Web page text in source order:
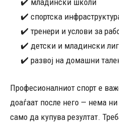
✔️ младински школи
✔️ спортска
✔️ тренери и услови за
✔️ детски и младински
✔️ развој на домашни
Професионалниот спорт е
доаѓаат после него — нема
само да купува резултат.